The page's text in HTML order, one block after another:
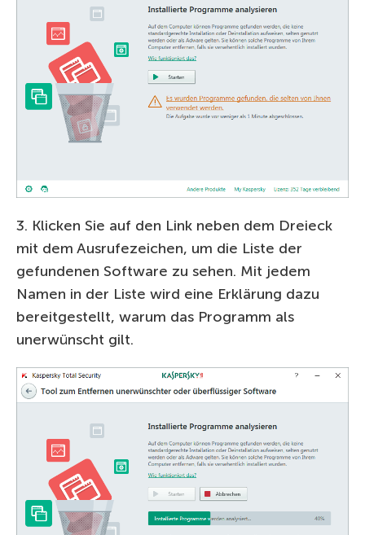
3. Klicken Sie auf den Link neben dem Dreieck
mit dem Ausrufezeichen, um die Liste der
gefundenen Software zu sehen. Mit jedem
Namen in der Liste wird eine Erklärung dazu
bereitgestellt, warum das Programm als
unerwünscht gilt.